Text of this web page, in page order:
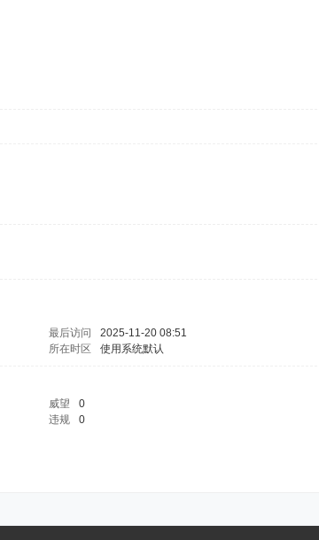
最后访问
2025-11-20 08:51
所在时区 使用系统默认
威望
0
违规
0